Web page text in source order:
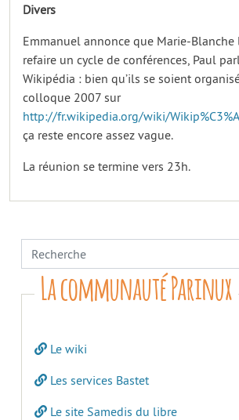
Divers
Emmanuel annonce que Marie-Blanche
refaire un cycle de conférences, Paul
Wikipédia : bien qu’ils se soient
colloque 2007 sur
http://fr.wikipedia.org/wiki/
ça reste encore assez vague.
La réunion se termine vers 23h.
La communauté Parinux
Le wiki
Les services Bastet
Le site Samedis du libre